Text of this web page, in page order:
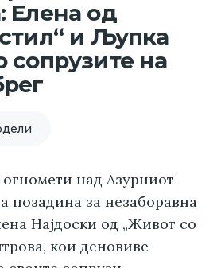
Елена од
и Љупка
сопрузите на
над Азурниот
позадина за незаборавна
Најдоски од „Живот со
кои деновиве